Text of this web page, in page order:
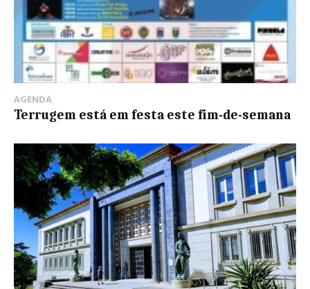
AGENDA
Terrugem está em festa este fim-de-semana